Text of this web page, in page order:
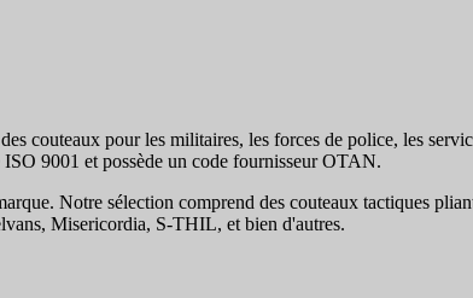
couteaux pour les militaires, les forces de police, les
9001 et possède un code fournisseur OTAN.
Notre sélection comprend des couteaux tactiques
Misericordia, S-THIL, et bien d'autres.